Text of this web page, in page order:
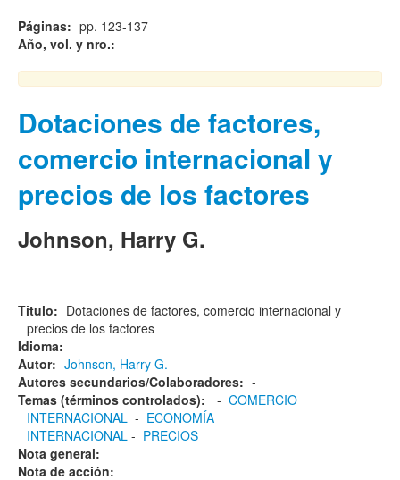
Páginas: pp. 123-137
Año, vol. y nro.:
Dotaciones de factores,
comercio internacional y
precios de los factores
Johnson, Harry G.
Titulo: Dotaciones de factores, comercio internacional y
precios de los factores
Idioma:
Autor: Johnson, Harry G.
Autores secundarios/Colaboradores: -
Temas (términos controlados):
- COMERCIO
INTERNACIONAL - ECONOMÍA
INTERNACIONAL - PRECIOS
Nota general:
Nota de acción: